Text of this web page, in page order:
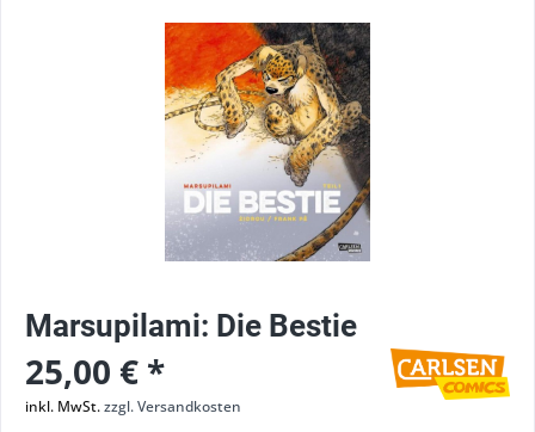
Marsupilami: Die Bestie
25,00 € *
inkl. MwSt.zzgl. Versandkosten